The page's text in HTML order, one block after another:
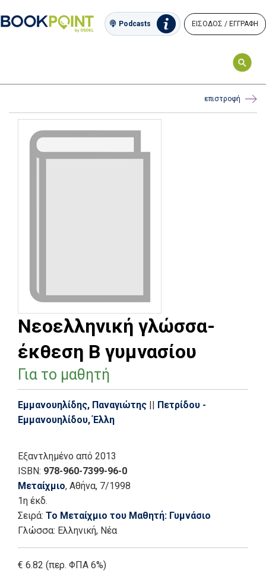
Podcasts ΕΙΣΟΔΟΣ / ΕΓΓΡΑΦΗ
επιστροφή
Νεοελληνική γλώσσα-
έκθεση Β γυμνασίου
Για το μαθητή
Εμμανουηλίδης, Παναγιώτης || Πετρίδου -
Εμμανουηλίδου, Έλλη
Εξαντλημένο από 2013
ISBN: 978-960-7399-96-0
Μεταίχμιο, Αθήνα, 7/1998
1η έκδ.
Σειρά: Το Μεταίχμιο του Μαθητή: Γυμνάσιο
Γλώσσα: Ελληνική, Νέα
€ 6.82 (περ. ΦΠΑ 6%)